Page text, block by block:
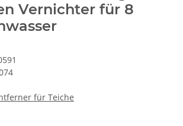
Vernichter für 8
für Teiche